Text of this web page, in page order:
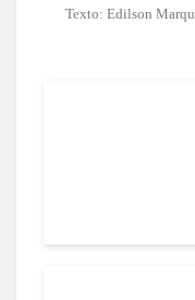
Texto: Edilson